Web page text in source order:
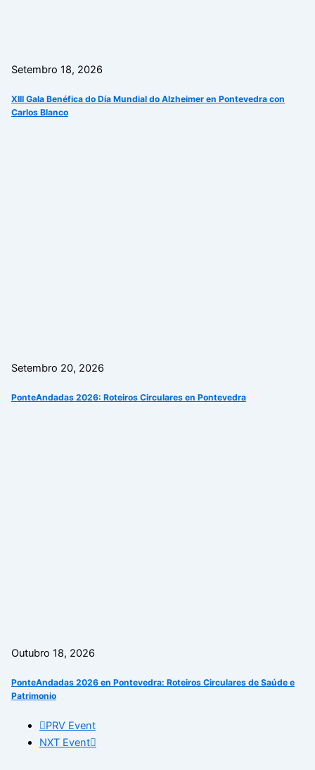
Setembro 18, 2026
XIII Gala Benéfica do Día Mundial do Alzheimer en Pontevedra con
Carlos Blanco
Setembro 20, 2026
PonteAndadas 2026: Roteiros Circulares en Pontevedra
Outubro 18, 2026
PonteAndadas 2026 en Pontevedra: Roteiros Circulares de Saúde e
Patrimonio
PRV Event
NXT Event